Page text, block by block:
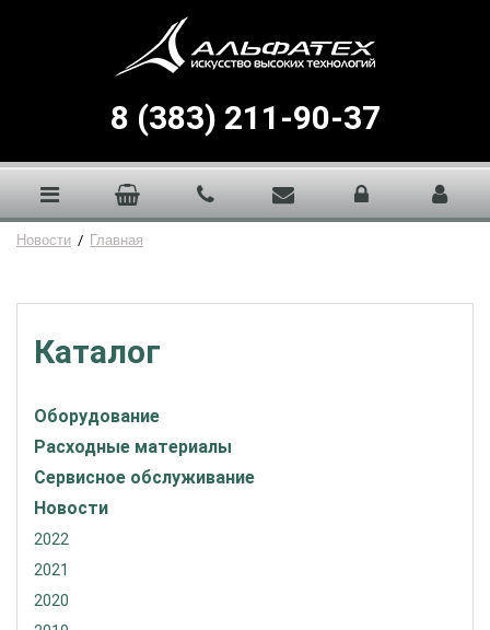
8 (383) 211-90-37
Новости / Главная
Каталог
Оборудование
Расходные материалы
Сервисное обслуживание
Новости
2022
2021
2020